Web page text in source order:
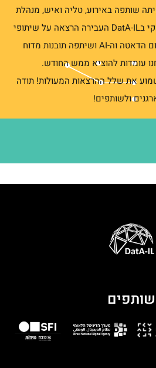
שותפה באירוע, טליה ואיש, מנהלת
האקוסיסטם והפיתוח העסקי בDatA-IL העבירה הרצאה על שיתופי
פעולה בין מגזריים בתחום הדאטה וה-AI ושיתפה תובנות מדוח
עומדות להוציא ממש החודש.
את שלל ההרצאות המעולות! תודה
ולשותפים!
שותפים